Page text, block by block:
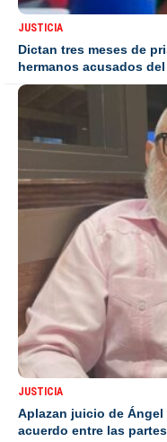
JUSTICIA
Dictan tres meses de
hermanos acusados
JUSTICIA
Aplazan juicio de
acuerdo entre las partes